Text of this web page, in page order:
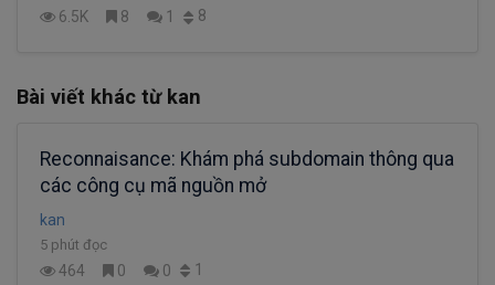
6.5K 8 1 8
Bài viết khác từ kan
Reconnaisance: Khám phá subdomain thông qua
các công cụ mã nguồn mở
kan
5 phút đọc
464 0 0 1